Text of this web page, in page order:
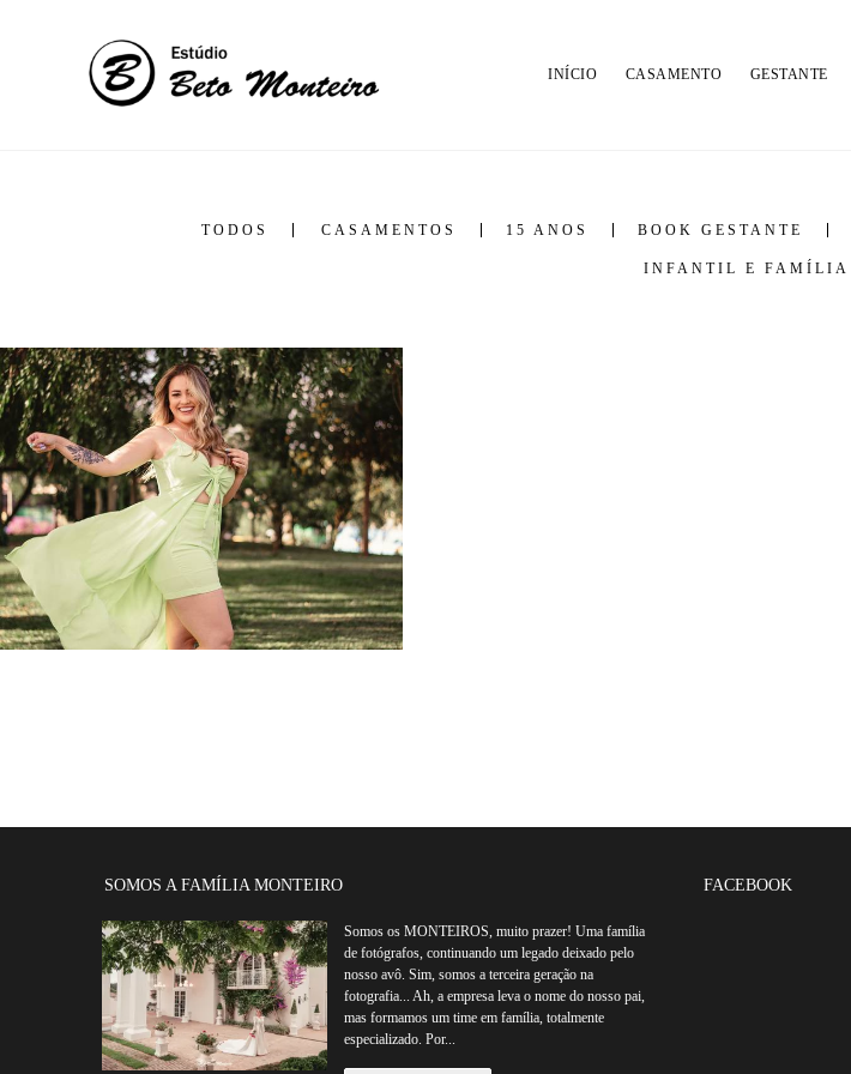
INÍCIO CASAMENTO GESTANTE
TODOS CASAMENTOS 15 ANOS BOOK GESTANTE
INFANTIL E FAMÍLIA
1
SOMOS A FAMÍLIA MONTEIRO
Somos os MONTEIROS, muito prazer! Uma família
de fotógrafos, continuando um legado deixado pelo
nosso avô. Sim, somos a terceira geração na
fotografia... Ah, a empresa leva o nome do nosso pai,
mas formamos um time em família, totalmente
especializado. Por...
FACEBOOK